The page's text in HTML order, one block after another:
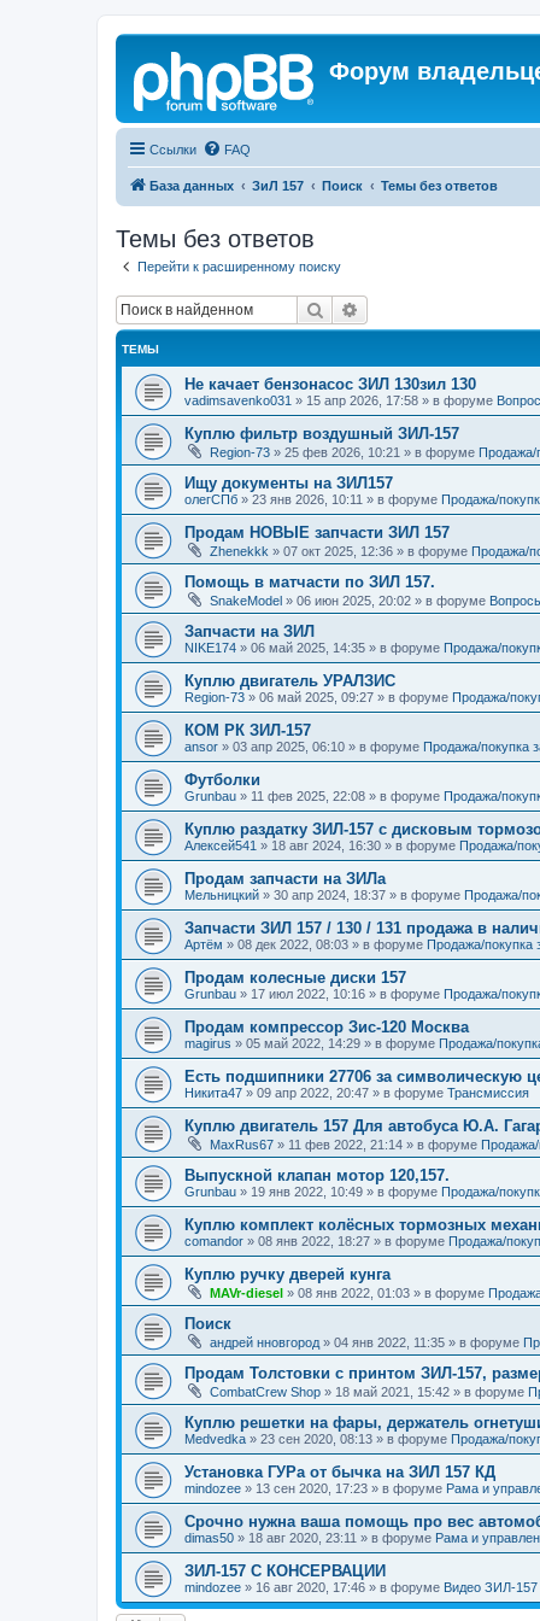
Форум
Ссылки FAQ
База данных ЗиЛ 157 Поиск Темы без ответов
Темы без ответов
Перейти к расширенному поиску
Поиск
ТЕМЫ
Не качает бензонасос ЗИЛ 130зил 130
vadimsavenko031 » 15 апр 2026, 17:58 » в форуме
Куплю фильтр воздушный ЗИЛ-157
Region-73 » 25 фев 2026, 10:21 » в форуме Продажа/
Ищу документы на ЗИЛ157
олегСПб » 23 янв 2026, 10:11 » в форуме Продажа/
Продам НОВЫЕ запчасти ЗИЛ 157
Zhenekkk » 07 окт 2025, 12:36 » в форуме Продажа/
Помощь в матчасти по ЗИЛ 157.
SnakeModel » 06 июн 2025, 20:02 » в форуме
Запчасти на ЗИЛ
NIKE174 » 06 май 2025, 14:35 » в форуме Продажа/
Куплю двигатель УРАЛЗИС
Region-73 » 06 май 2025, 09:27 » в форуме Продажа/
КОМ РК ЗИЛ-157
ansor » 03 апр 2025, 06:10 » в форуме Продажа/покупка
Футболки
Grunbau » 11 фев 2025, 22:08 » в форуме Продажа/
Куплю раздатку ЗИЛ-157 с дисковым
Алексей541 » 18 авг 2024, 16:30 » в форуме Продажа/
Продам запчасти на ЗИЛа
Мельницкий » 30 апр 2024, 18:37 » в форуме Продажа/
Запчасти ЗИЛ 157 / 130 / 131 продажа в
Артём » 08 дек 2022, 08:03 » в форуме Продажа/покупка
Продам колесные диски 157
Grunbau » 17 июл 2022, 10:16 » в форуме Продажа/
Продам компрессор Зис-120 Москва
magirus » 05 май 2022, 14:29 » в форуме Продажа/
Есть подшипники 27706 за символическую
Никита47 » 09 апр 2022, 20:47 » в форуме Трансмиссия
Куплю двигатель 157 Для автобуса Ю.А.
MaxRus67 » 11 фев 2022, 21:14 » в форуме Продажа/
Выпускной клапан мотор 120,157.
Grunbau » 19 янв 2022, 10:49 » в форуме Продажа/
Куплю комплект колёсных тормозных
comandor » 08 янв 2022, 18:27 » в форуме Продажа/
Куплю ручку дверей кунга
MAVr-diesel » 08 янв 2022, 01:03 » в форуме
Поиск
андрей нновгород » 04 янв 2022, 11:35 » в форуме
Продам Толстовки с принтом ЗИЛ-157,
CombatCrew Shop » 18 май 2021, 15:42 » в форуме
Куплю решетки на фары, держатель
Medvedka » 23 сен 2020, 08:13 » в форуме Продажа/
Установка ГУРа от бычка на ЗИЛ 157 КД
mindozee » 13 сен 2020, 17:23 » в форуме Рама и
Срочно нужна ваша помощь про вес
dimas50 » 18 авг 2020, 23:11 » в форуме Рама и
ЗИЛ-157 С КОНСЕРВАЦИИ
mindozee » 16 авг 2020, 17:46 » в форуме Видео ЗИЛ-157